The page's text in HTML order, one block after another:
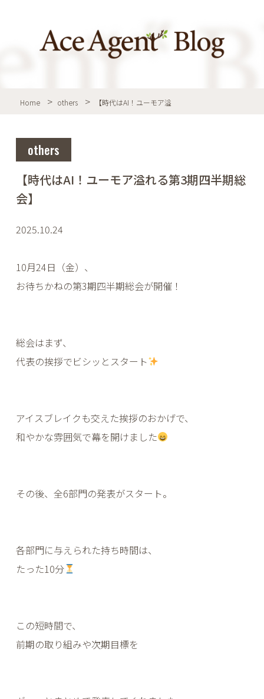
Home others 【時代はAI！ユーモア溢
others
【時代はAI！ユーモア溢れる第3期四半期総
会】
2025.10.24
10月24日（金）、
お待ちかねの第3期四半期総会が開催！
総会はまず、
代表の挨拶でビシッとスタート
アイスブレイクも交えた挨拶のおかげで、
和やかな雰囲気で幕を開けました
その後、全6部門の発表がスタート。
各部門に与えられた持ち時間は、
たった10分
この短時間で、
前期の取り組みや次期目標を